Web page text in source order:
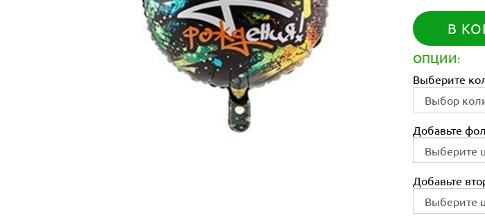
В
ОПЦИИ:
Выберите
Добавьте
Добавьте